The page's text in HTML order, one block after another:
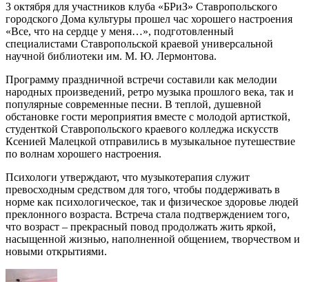
3 октября для участников клуба «БРиЗ» Ставропольского
городского Дома культуры прошел час хорошего настроения
«Все, что на сердце у меня…», подготовленный
специалистами Ставропольской краевой универсальной
научной библиотеки им. М. Ю. Лермонтова.
Программу праздничной встречи составили как мелодии
народных произведений, ретро музыка прошлого века, так и
популярные современные песни. В теплой, душевной
обстановке гости мероприятия вместе с молодой артисткой,
студенткой Ставропольского краевого колледжа искусств
Ксенией Малецкой отправились в музыкальное путешествие
по волнам хорошего настроения.
Психологи утверждают, что музыкотерапия служит
превосходным средством для того, чтобы поддерживать в
норме как психологическое, так и физическое здоровье людей
преклонного возраста. Встреча стала подтверждением того,
что возраст – прекрасный повод продолжать жить яркой,
насыщенной жизнью, наполненной общением, творчеством и
новыми открытиями.